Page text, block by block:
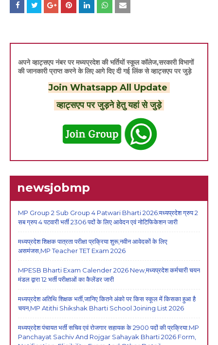
अपने व्हाट्सएप नंबर पर मध्यप्रदेश की भर्तियों स्कूल कॉलेज,सरकारी विभागों
की जानकारी प्राप्त करने के लिए आगे दिए दी गई लिंक से व्हाट्सएप पर जुड़े
Join Whatsapp All Update
व्हाट्सएप पर जुड़ने हेतु यहां से जुड़े
newsjobmp
MP Group 2 Sub Group 4 Patwari Bharti 2026:मध्यप्रदेश ग्रुप 2
सब ग्रुप 4 पटवारी भर्ती 2306 पदों के लिए आवेदन एवं नोटिफिकेशन जारी
मध्यप्रदेश शिक्षक पात्रता परीक्षा प्रक्रिया शुरू,नवीन आवेदकों के लिए
असमंजस,MP Teacher TET Exam 2026
MPESB Bharti Exam Calender 2026 New,मध्यप्रदेश कर्मचारी चयन
मंडल द्वारा 12 भर्ती परीक्षाओं का कैलेंडर जारी
मध्यप्रदेश अतिथि शिक्षक भर्ती,जानिए कितने अंको पर किस स्कूल में किसका हुआ है
चयन,MP Atithi Shikshak Bharti School Joining List 2026
मध्यप्रदेश पंचायत भर्ती सचिव एवं रोजगार सहायक के 2900 पदों की प्रक्रिया:MP
Panchayat Sachiv And Rojgar Sahayak Bharti 2026 Form,